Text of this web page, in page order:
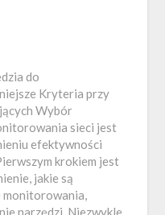
do
Kryteria przy
Wybór
sieci jest
efektywności
krokiem jest
jakie są
monitorowania,